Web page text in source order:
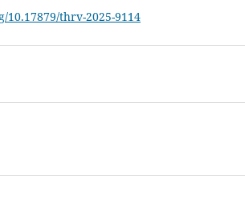
10.17879/thrv-2025-9114